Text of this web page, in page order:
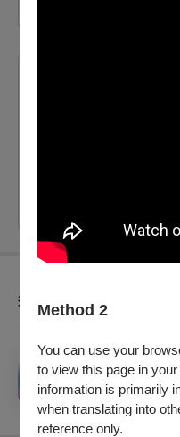
Method 2
You can use your
to view this page in
information is primarily
when translating into
reference only.
套票優惠
「王瑋廉送票嘍！
銷售： 2026/7/1 (三) -